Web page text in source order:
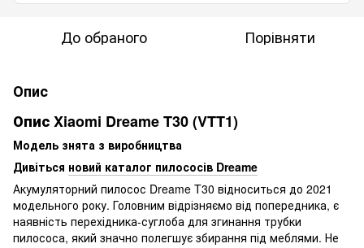
До обраного Порівняти
Опис
Опис Xiaomi Dreame T30 (VTT1)
Модель знята з виробництва
Дивіться новий каталог пилососів Dreame
Акумуляторний пилосос Dreame T30 відноситься до 2021
модельного року. Головним відрізняємо від попередника, є
наявність перехідника-суглоба для згинання трубки
пилососа, який значно полегшує збирання під меблями. Не